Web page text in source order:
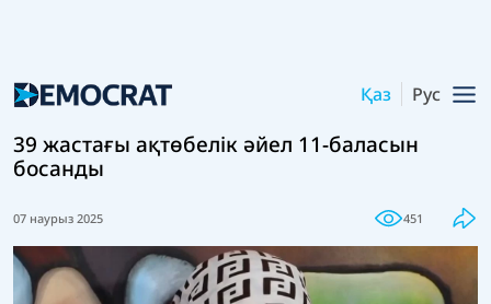
Қаз Рус
39 жастағы ақтөбелік әйел 11-баласын
босанды
07 наурыз 2025 451